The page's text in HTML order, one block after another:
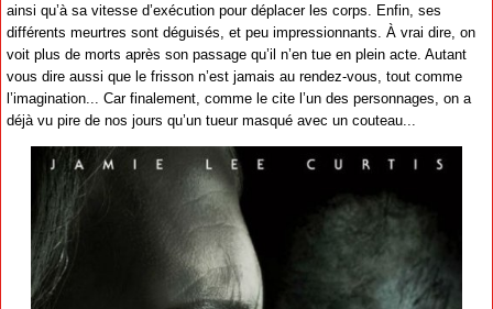
ainsi qu’à sa vitesse d’exécution pour déplacer les corps. Enfin, ses
différents meurtres sont déguisés, et peu impressionnants. À vrai dire, on
voit plus de morts après son passage qu’il n’en tue en plein acte. Autant
vous dire aussi que le frisson n’est jamais au rendez-vous, tout comme
l’imagination... Car finalement, comme le cite l’un des personnages, on a
déjà vu pire de nos jours qu’un tueur masqué avec un couteau...